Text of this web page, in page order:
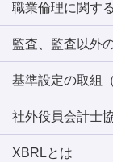
職業倫理に関す
監査、監査以外
基準設定の取組
社外役員会計士
XBRLとは